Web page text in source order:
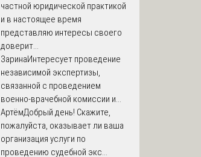
частной юридической практикой
и в настоящее время
представляю интересы своего
доверит...
ЗаринаИнтересует проведение
независимой экспертизы,
связанной с проведением
военно-врачебной комиссии и...
АртёмДобрый день! Скажите,
пожалуйста, оказывает ли ваша
организация услуги по
проведению судебной экс...